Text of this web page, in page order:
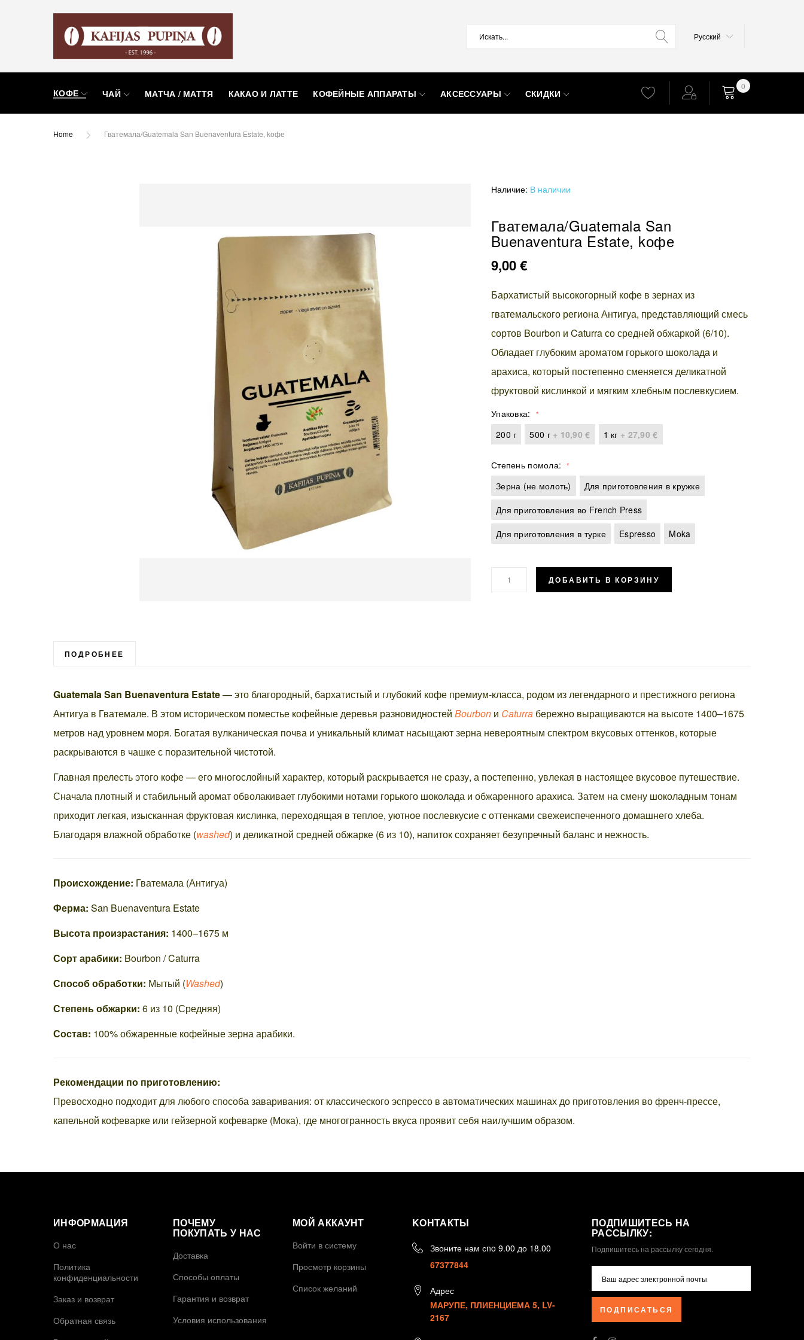
Язык
Русский
КОФЕ ЧАЙ МАТЧА / МАТТЯ КАКАО И ЛАТТЕ КОФЕЙНЫЕ АППАРАТЫ АКСЕССУАРЫ СКИДКИ
0
Home Гватемала/Guatemala San Buenaventura Estate, kофе
галереи
Наличие: В наличии
Гватемала/Guatemala San
Buenaventura Estate, kофе
9,00 €
Бархатистый высокогорный кофе в зернах из
гватемальского региона Антигуа, представляющий смесь
сортов Bourbon и Caturra со средней обжаркой (6/10).
Обладает глубоким ароматом горького шоколада и
арахиса, который постепенно сменяется деликатной
фруктовой кислинкой и мягким хлебным послевкусием.
Упаковка
200 г
500 г + 10,90 € 1 кг + 27,90 €
Степень помола
Зерна (не молоть)
Для приготовления в кружке
Для приготовления во French Press
Для приготовления в турке
Espresso Moka
ДОБАВИТЬ В КОРЗИНУ
ПОДРОБНЕЕ
Guatemala San Buenaventura Estate— это благородный, бархатистый и глубокий кофе премиум-класса, родом из легендарного и престижного региона
Антигуа в Гватемале. В этом историческом поместье кофейные деревья разновидностей Bourbon и Caturra бережно выращиваются на высоте 1400–1675
метров над уровнем моря. Богатая вулканическая почва и уникальный климат насыщают зерна невероятным спектром вкусовых оттенков, которые
раскрываются в чашке с поразительной чистотой.
Главная прелесть этого кофе — его многослойный характер, который раскрывается не сразу, а постепенно, увлекая в настоящее вкусовое путешествие.
Сначала плотный и стабильный аромат обволакивает глубокими нотами горького шоколада и обжаренного арахиса. Затем на смену шоколадным тонам
приходит легкая, изысканная фруктовая кислинка, переходящая в теплое, уютное послевкусие с оттенками свежеиспеченного домашнего хлеба.
Благодаря влажной обработке (washed) и деликатной средней обжарке (6 из 10), напиток сохраняет безупречный баланс и нежность.
Происхождение: Гватемала (Антигуа)
Ферма: San Buenaventura Estate
Высота произрастания: 1400–1675 м
Сорт арабики: Bourbon / Caturra
Способ обработки: Мытый (Washed)
Степень обжарки: 6 из 10 (Средняя)
Состав: 100% обжаренные кофейные зерна арабики.
Рекомендации по приготовлению:
Превосходно подходит для любого способа заваривания: от классического эспрессо в автоматических машинах до приготовления во френч-прессе,
капельной кофеварке или гейзерной кофеварке (Мока), где многогранность вкуса проявит себя наилучшим образом.
ИНФОРМАЦИЯ
О нас
Политика
конфиденциальности
Заказ и возврат
Обратная связь
ПОЧЕМУ
ПОКУПАТЬ У НАС
Доставка
Способы оплаты
Гарантия и возврат
Условия использования
МОЙ АККАУНТ
Войти в систему
Просмотр корзины
Список желаний
KОНТАКТЫ
Звоните нам сno 9.00 до 18.00
67377844
Адрес
МАРУПЕ, ПЛИЕНЦИЕМА 5, LV-
2167
ПОДПИШИТЕСЬ НА
РАССЫЛКУ:
Подпишитесь на рассылку сегодня.
ПОДПИСАТЬСЯ